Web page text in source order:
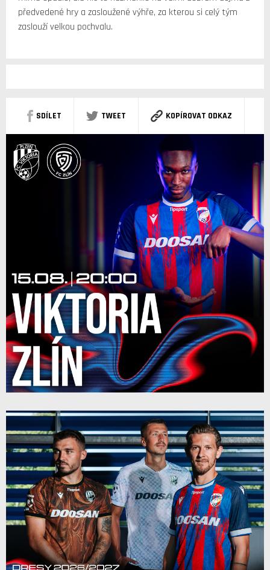
předvedené hry a zasloužené výhře, za kterou si celý tým
zaslouží velkou pochvalu.
SDÍLET TWEET KOPÍROVAT ODKAZ